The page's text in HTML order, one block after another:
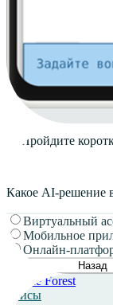
Пройдите
Какое AI-решение
Виртуальный
Мобильное
Онлайн-
Назад
Кейсы